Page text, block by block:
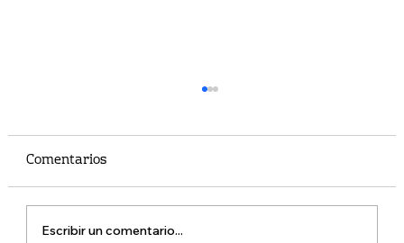
Comentarios
Escribir un comentario...